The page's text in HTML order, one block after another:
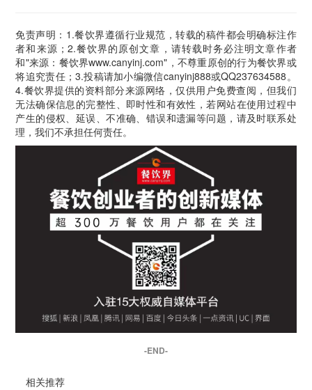
免责声明：1.餐饮界遵循行业规范，转载的稿件都会明确标注作
者和来源；2.餐饮界的原创文章，请转载时务必注明文章作者
和"来源：餐饮界www.canyinj.com"，不尊重原创的行为餐饮界或
将追究责任；3.投稿请加小编微信canyinj888或QQ237634588。
4.餐饮界提供的资料部分来源网络，仅供用户免费查阅，但我们
无法确保信息的完整性、即时性和有效性，若网站在使用过程中
产生的侵权、延误、不准确、错误和遗漏等问题，请及时联系处
理，我们不承担任何责任。
-END-
相关推荐